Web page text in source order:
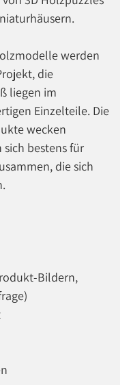
werden
die
liegen im
Einzelteile. Die
wecken
bestens für
die sich
Bildern,